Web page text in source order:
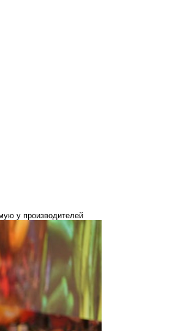
у производителей